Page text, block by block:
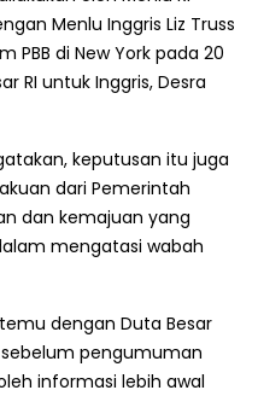
Menlu Inggris Liz Truss
PBB di New York pada 20
RI untuk Inggris, Desra
keputusan itu juga
dari Pemerintah
dan kemajuan yang
mengatasi wabah
dengan Duta Besar
sebelum pengumuman
informasi lebih awal